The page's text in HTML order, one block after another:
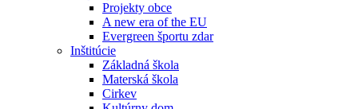
Projekty obce
A new era of the EU
Evergreen športu zdar
Inštitúcie
Základná škola
Materská škola
Cirkev